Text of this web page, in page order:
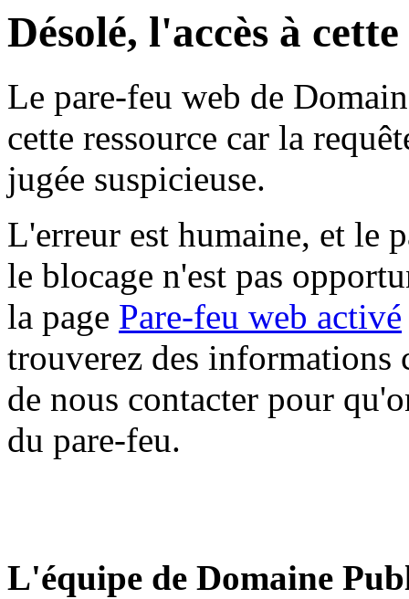
Désolé, l'accès à
Le pare-feu web de
cette ressource car la
jugée suspicieuse.
L'erreur est humaine, et le
le blocage n'est pas
la page Pare-feu web activé
trouverez des informations
de nous contacter pour
du pare-feu.
L'équipe de Domaine